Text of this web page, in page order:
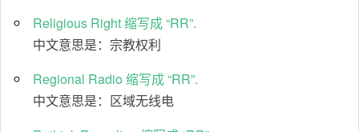
Religious Right 缩写成 “RR”.
中文意思是：宗教权利
Regional Radio 缩写成 “RR”.
中文意思是：区域无线电